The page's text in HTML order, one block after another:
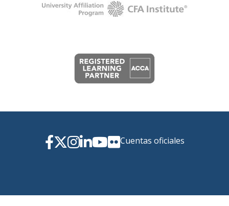
Cuentas oficiales